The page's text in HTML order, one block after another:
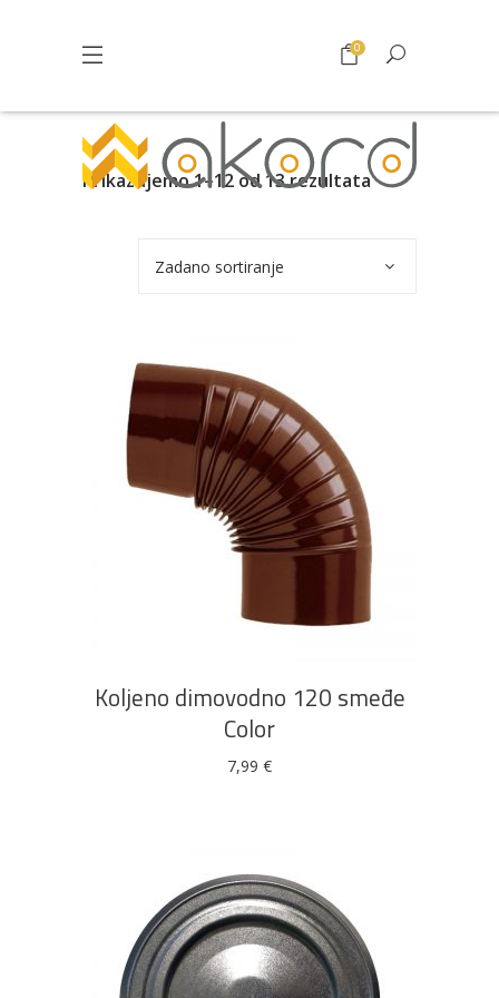
0
Prikazujemo 1–12 od 13 rezultata
Zadano sortiranje
Koljeno dimovodno 120 smeđe
Color
7,99 €